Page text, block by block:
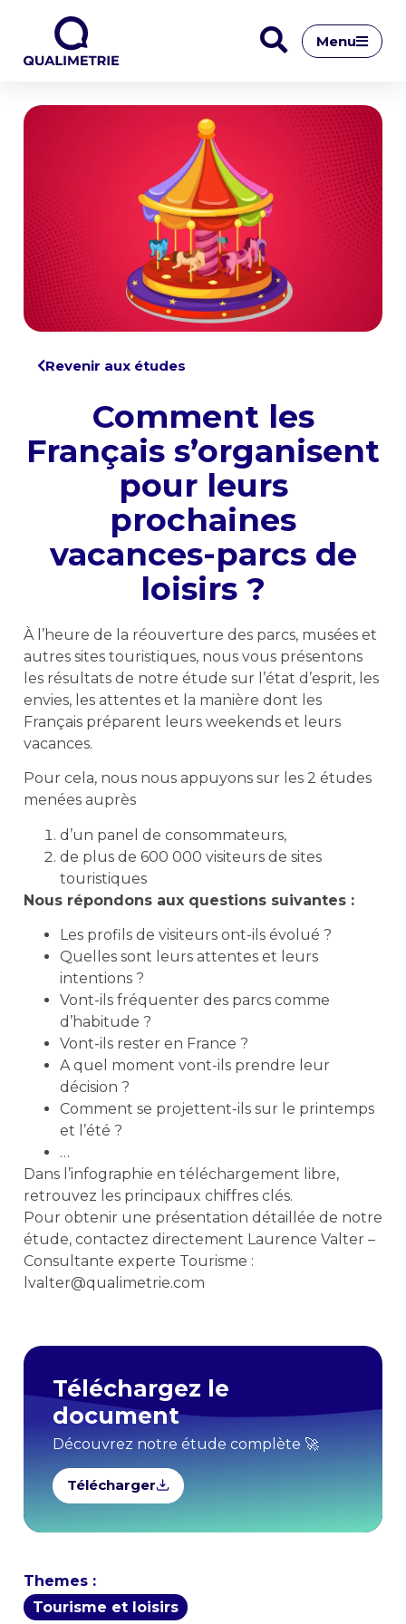
Menu
Revenir aux études
Comment les
Français s’organisent
pour leurs
prochaines
vacances-parcs de
loisirs ?
À l’heure de la réouverture des parcs, musées et
autres sites touristiques, nous vous présentons
les résultats de notre étude sur l’état d’esprit, les
envies, les attentes et la manière dont les
Français préparent leurs weekends et leurs
vacances.
Pour cela, nous nous appuyons sur les 2 études
menées auprès
d’un panel de consommateurs,
de plus de 600 000 visiteurs de sites
touristiques
Nous répondons aux questions suivantes :
Les profils de visiteurs ont-ils évolué ?
Quelles sont leurs attentes et leurs
intentions ?
Vont-ils fréquenter des parcs comme
d’habitude ?
Vont-ils rester en France ?
A quel moment vont-ils prendre leur
décision ?
Comment se projettent-ils sur le printemps
et l’été ?
…
Dans l’infographie en téléchargement libre,
retrouvez les principaux chiffres clés.
Pour obtenir une présentation détaillée de notre
étude, contactez directement Laurence Valter –
Consultante experte Tourisme :
lvalter@qualimetrie.com
Téléchargez le
document
Découvrez notre étude complète 🚀
Télécharger
Themes :
Tourisme et loisirs